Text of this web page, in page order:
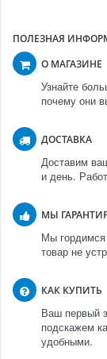
ПОЛЕЗНАЯ
О МАГАЗИНЕ
Узнайте
почему они
ДОСТАВКА
Доставим
и день.
МЫ
Мы гордимся
товар не
КАК КУПИТЬ
Ваш первый
подскажем
удобными.